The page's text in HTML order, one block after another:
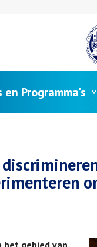
en Programma's
het gebied van